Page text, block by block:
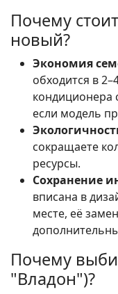
Почему
новый?
Экономия
обходится в
кондиционера
если модель
сокращаете
ресурсы.
Сохранение
вписана в
месте, её
Почему
"Владон")?